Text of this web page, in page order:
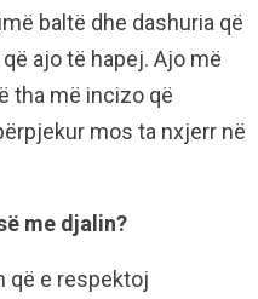
baltë dhe dashuria që
ajo të hapej. Ajo më
tha më incizo që
mos ta nxjerr në
me djalin?
që e respektoj